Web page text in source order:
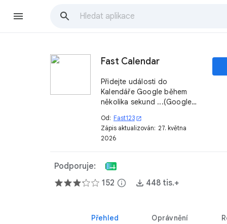
Fast Calendar
Přidejte události do
Kalendáře Google během
několika sekund ...(Google
https://fast123.ca/fastcalenda
r David Beauchesne
Od: Fast123 open_in_new
Zápis aktualizován: 27. května
2026
Podporuje:
152 info 448 tis.+
Přehled Oprávnění